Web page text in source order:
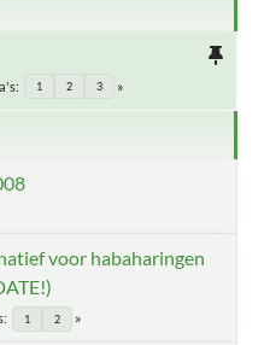
1 2 3
voor habaharingen
1 2